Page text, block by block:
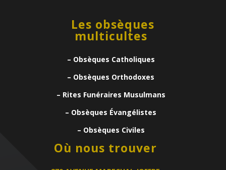
Les obsèques
multicultes
– Obsèques Catholiques
– Obsèques Orthodoxes
– Rites Funéraires Musulmans
– Obsèques Évangélistes
– Obsèques Civiles
Où nous trouver